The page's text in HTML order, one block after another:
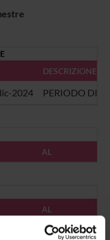
DESCRIZIONE
2024 PERIODO DI
AL
AL